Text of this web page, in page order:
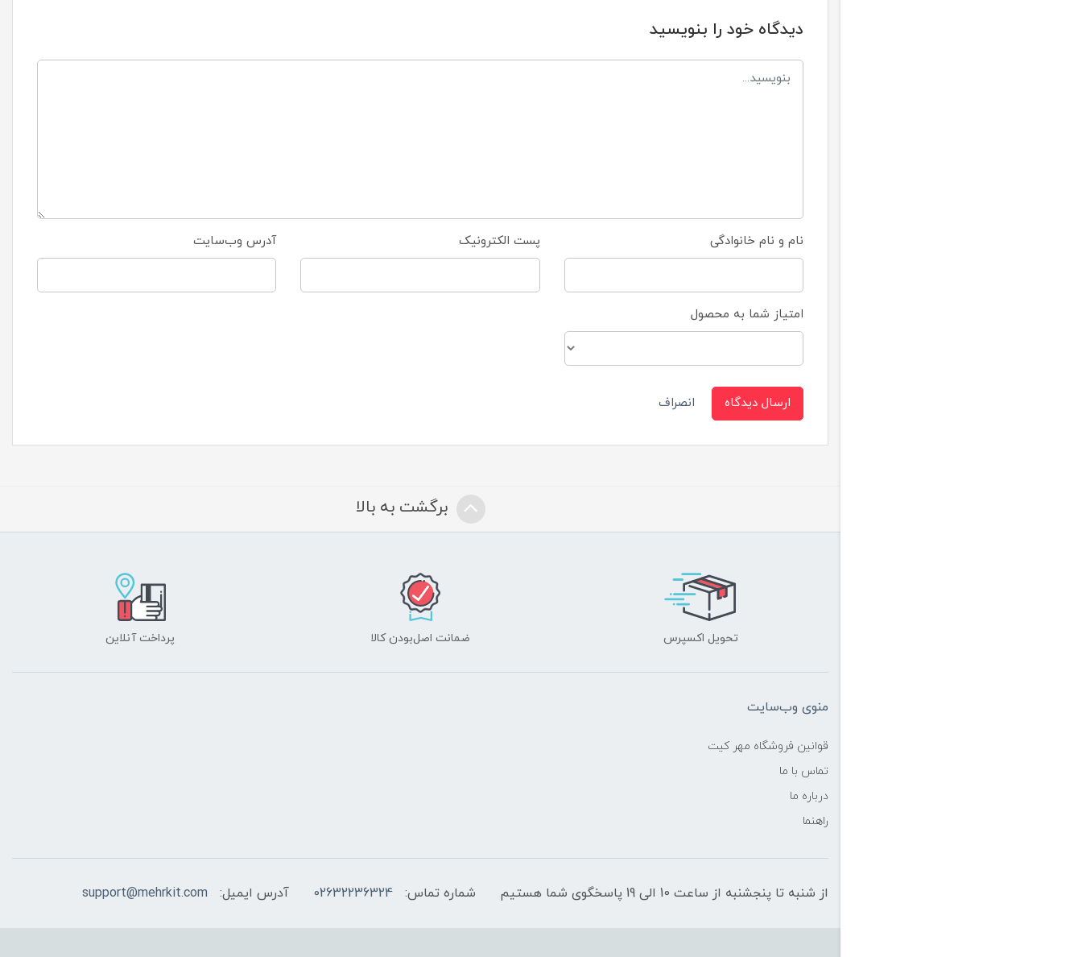
دیدگاه خود را بنویسید
نام و نام خانوادگی پست الکترونیک آدرس وب‌سایت
امتیاز شما به محصول
ارسال دیدگاه انصراف
برگشت به بالا
تحویل اکسپرس ضمانت اصل‌بودن کالا پرداخت آنلاین
منوی وب‌سایت
قوانین فروشگاه مهر کیت
تماس با ما
درباره ما
راهنما
از شنبه تا پنجشنبه از ساعت 10 الی 19 پاسخگوی شما هستیم شماره تماس: 02632236324 آدرس ایمیل: support@mehrkit.com